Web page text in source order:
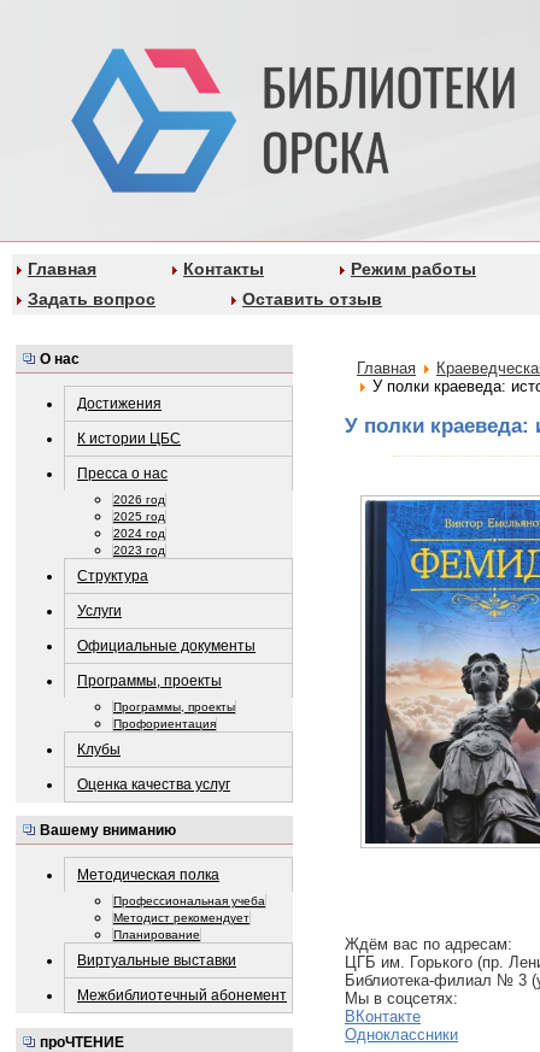
Главная Контакты
Режим работы
Задать вопрос
Оставить отзыв
О нас
Достижения
К истории ЦБС
Пресса о нас
2026 год
2025 год
2024 год
2023 год
Структура
Услуги
Официальные документы
Программы, проекты
Программы, проекты
Профориентация
Клубы
Оценка качества услуг
Вашему вниманию
Методическая полка
Профессиональная учеба
Методист рекомендует
Планирование
Виртуальные выставки
Межбиблиотечный абонемент
проЧТЕНИЕ
Главная
У полки краеведа:
У полки краеведа:
Ждём вас по адресам:
ЦГБ им. Горького (пр.
Библиотека-филиал № 3
Мы в соцсетях:
ВКонтакте
Одноклассники